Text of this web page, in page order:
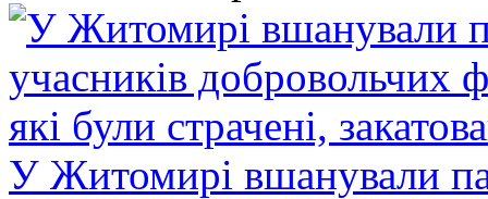
У Житомирі вшанували